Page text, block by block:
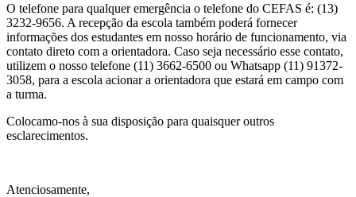
O telefone para qualquer emergência o telefone do CEFAS é: (13)
3232-9656. A recepção da escola também poderá fornecer
informações dos estudantes em nosso horário de funcionamento, via
contato direto com a orientadora. Caso seja necessário esse contato,
utilizem o nosso telefone (11) 3662-6500 ou Whatsapp (11) 91372-
3058, para a escola acionar a orientadora que estará em campo com
a turma.
Colocamo-nos à sua disposição para quaisquer outros
esclarecimentos.
Atenciosamente,